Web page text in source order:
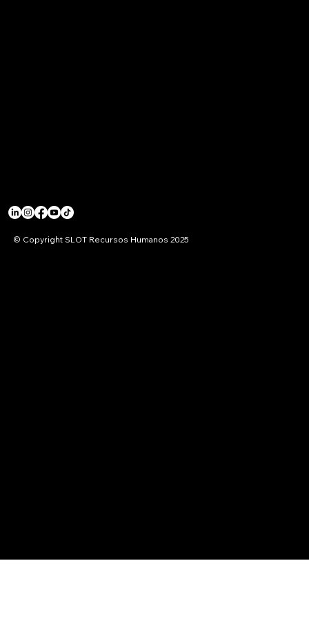
© Copyright SLOT Recursos Humanos 2025